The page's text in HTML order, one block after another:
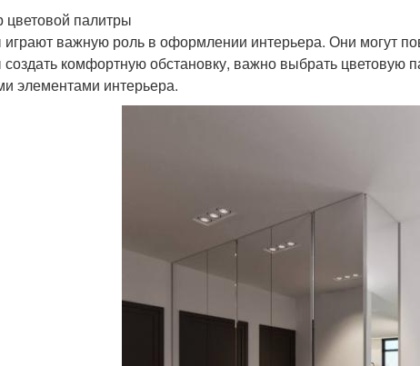
палитры
важную роль в оформлении интерьера. Они могут
комфортную обстановку, важно выбрать цветовую
элементами интерьера.